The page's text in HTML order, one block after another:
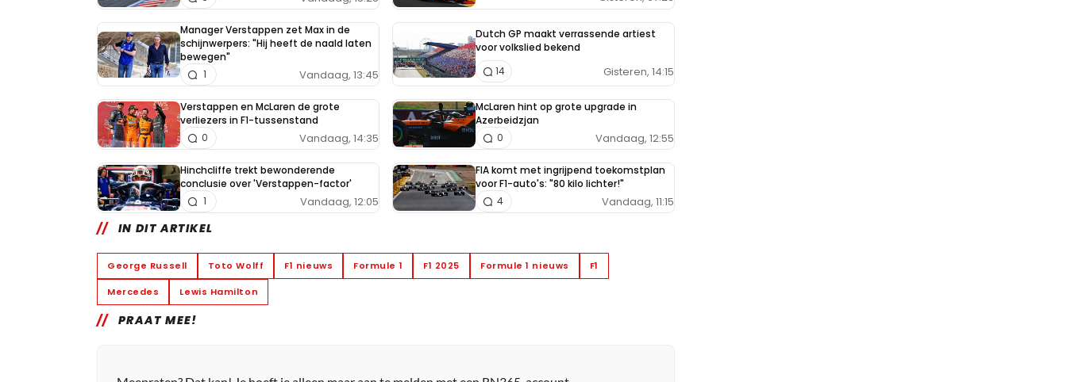
Manager Verstappen zet Max in de
schijnwerpers: "Hij heeft de naald laten
bewegen"
Vandaag, 13:45
1
Dutch GP maakt verrassende artiest
voor volkslied bekend
Gisteren, 14:15
14
Verstappen en McLaren de grote
verliezers in F1-tussenstand
Vandaag, 14:35
0
McLaren hint op grote upgrade in
Azerbeidzjan
Vandaag, 12:55
0
Hinchcliffe trekt bewonderende
conclusie over 'Verstappen-factor'
Vandaag, 12:05
1
FIA komt met ingrijpend toekomstplan
voor F1-auto's: "80 kilo lichter!"
Vandaag, 11:15
4
IN DIT ARTIKEL
George Russell Toto Wolff F1 nieuws Formule 1 F1 2025 Formule 1 nieuws F1
Mercedes Lewis Hamilton
PRAAT MEE!